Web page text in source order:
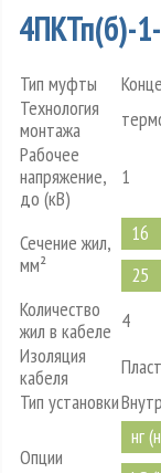
4ПКТп(б)-
Тип муфты
Технология
монтажа
Рабочее
напряжение,
до (кВ)
1
Сечение жил,
мм²
16
25
Количество
жил в кабеле 4
Изоляция
кабеля
Тип установки
Опции
нг